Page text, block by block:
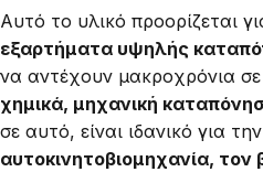
Αυτό το υλικό προορίζεται
εξαρτήματα υψηλής
να αντέχουν μακροχρόνια σε
χημικά, μηχανική
σε αυτό, είναι ιδανικό για την
αυτοκινητοβιομηχανία, τον